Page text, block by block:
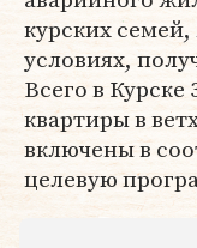
курских
условиях,
Всего в
квартиры в
включены в
целевую